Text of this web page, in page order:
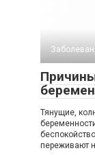
Тянущие,
переживают